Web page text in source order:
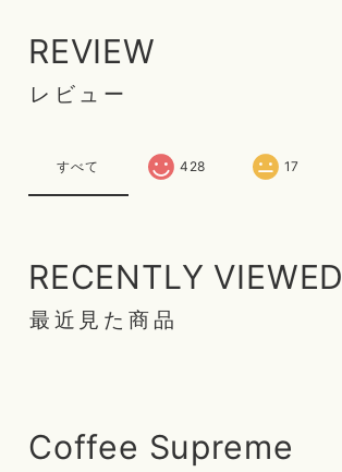
REVIEW
レビュー
すべて 428 17
RECENTLY VIEWED
最近見た商品
Coffee Supreme